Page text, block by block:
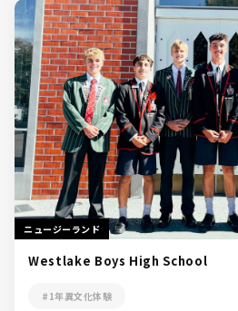
ニュージーランド
Westlake Boys High School
#1年異文化体験